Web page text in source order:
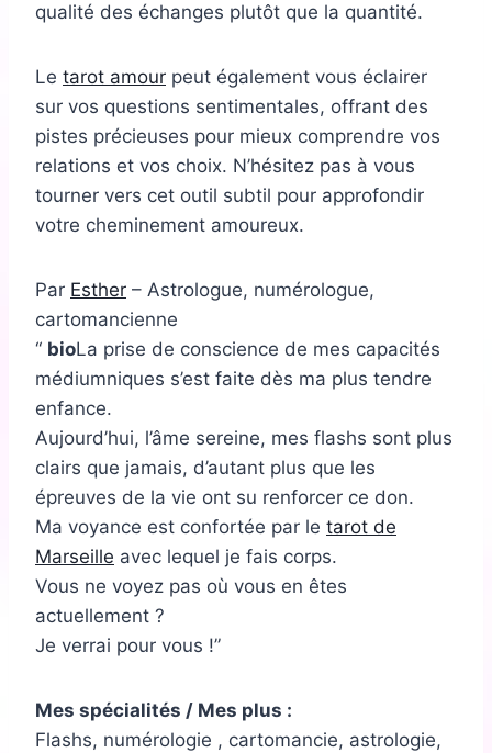
qualité des échanges plutôt que la quantité.
Le tarot amour peut également vous éclairer
sur vos questions sentimentales, offrant des
pistes précieuses pour mieux comprendre vos
relations et vos choix. N’hésitez pas à vous
tourner vers cet outil subtil pour approfondir
votre cheminement amoureux.
Par Esther – Astrologue, numérologue,
cartomancienne
bioLa prise de conscience de mes capacités
médiumniques s’est faite dès ma plus tendre
enfance.
Aujourd’hui, l’âme sereine, mes flashs sont plus
clairs que jamais, d’autant plus que les
épreuves de la vie ont su renforcer ce don.
Ma voyance est confortée par le tarot de
Marseille avec lequel je fais corps.
Vous ne voyez pas où vous en êtes
actuellement ?
Je verrai pour vous !
Mes spécialités / Mes plus :
Flashs, numérologie , cartomancie, astrologie,